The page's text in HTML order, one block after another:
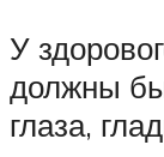
У
должны
глаза,